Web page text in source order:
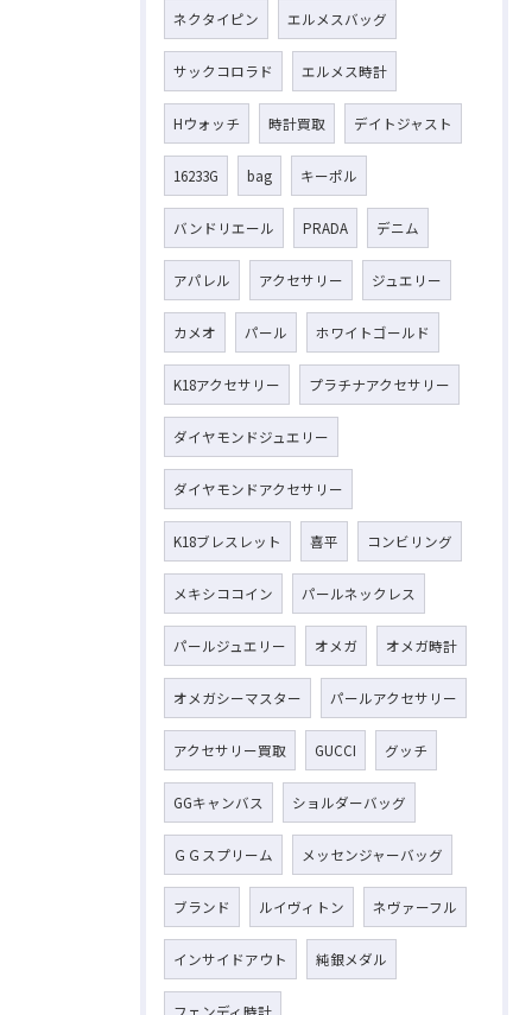
ネクタイピン エルメスバッグ
サックコロラド エルメス時計
Hウォッチ 時計買取 デイトジャスト
16233G bag キーポル
バンドリエール PRADA デニム
アパレル アクセサリー ジュエリー
カメオ パール ホワイトゴールド
K18アクセサリー プラチナアクセサリー
ダイヤモンドジュエリー
ダイヤモンドアクセサリー
K18ブレスレット 喜平 コンビリング
メキシココイン パールネックレス
パールジュエリー オメガ オメガ時計
オメガシーマスター パールアクセサリー
アクセサリー買取 GUCCI グッチ
GGキャンバス ショルダーバッグ
ＧＧスプリーム メッセンジャーバッグ
ブランド ルイヴィトン ネヴァーフル
インサイドアウト 純銀メダル